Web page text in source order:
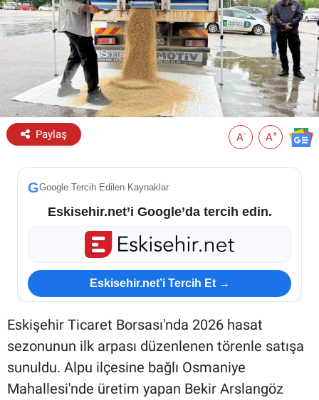
Paylaş A- A+
GGoogle Tercih Edilen Kaynaklar
Eskisehir.net’i Google’da tercih edin.
Eskisehir.net’i Tercih Et →
Eskişehir Ticaret Borsası'nda 2026 hasat
sezonunun ilk arpası düzenlenen törenle satışa
sunuldu. Alpu ilçesine bağlı Osmaniye
Mahallesi'nde üretim yapan Bekir Arslangöz
Eskişehir Hava Durumu
Eskişehir Tramvay Saatleri
Eskişehir Otobüs Saatleri